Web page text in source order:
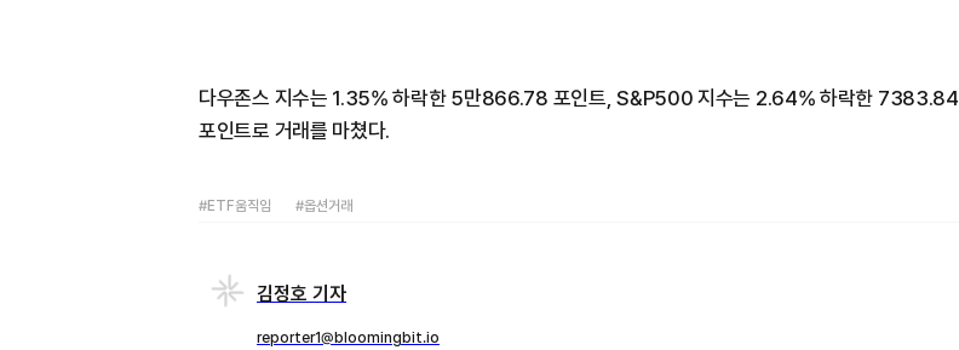
다우존스 지수는 1.35% 하락한 5만866.78 포인트, S&P500 지수는 2.64% 하락한 7383.84
포인트로 거래를 마쳤다.
#ETF움직임 #옵션거래
김정호 기자
reporter1@bloomingbit.io